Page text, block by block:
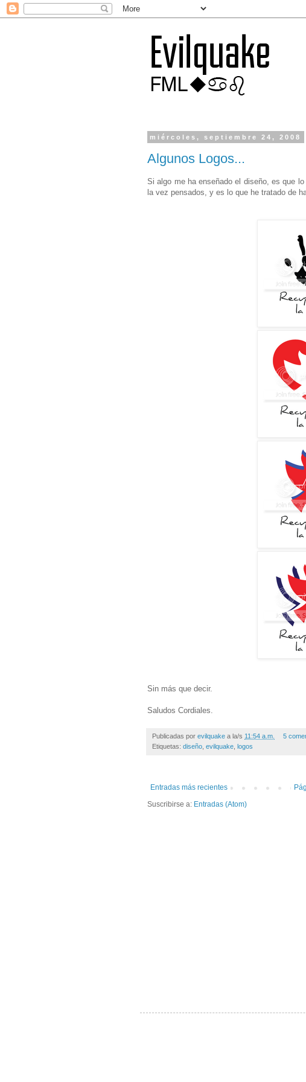
miércoles, septiembre 24, 2008
Algunos Logos...
Si algo me ha enseñado el diseño, es que
la vez pensados, y es lo que he tratado de
Sin más que decir.
Saludos Cordiales.
Publicadas por evilquake a la/s 11:54 a.m.
5
Etiquetas: diseño evilquake logos
Entradas más recientes
Suscribirse a: Entradas (Atom)